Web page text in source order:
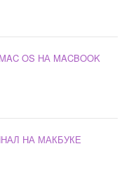
OS НА MACBOOK
НА МАКБУКЕ